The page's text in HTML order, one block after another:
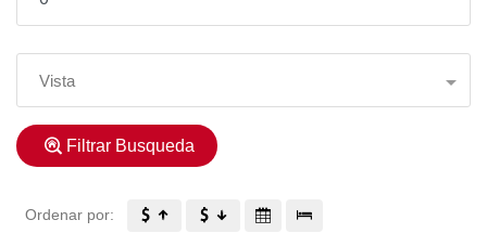
Vista
Filtrar Busqueda
Ordenar por: